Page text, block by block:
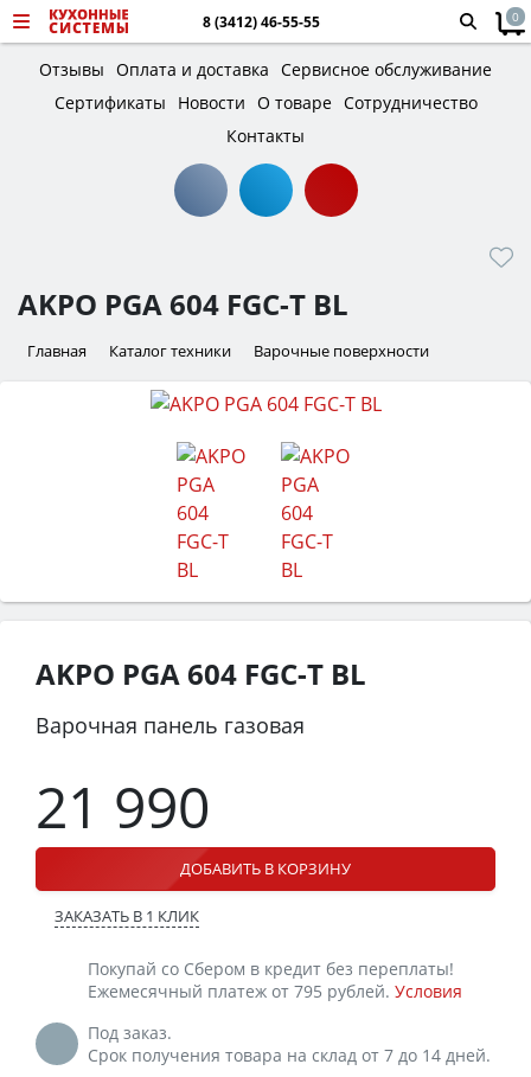
8 (3412) 46-55-55 0
Отзывы Оплата и доставка Сервисное обслуживание
Сертификаты
Новости О товаре Сотрудничество
Контакты
AKPO PGA 604 FGC-T BL
Главная Каталог техники Варочные поверхности
AKPO PGA 604 FGC-T BL
Варочная панель газовая
21 990
ДОБАВИТЬ В КОРЗИНУ
ЗАКАЗАТЬ В 1 КЛИК
Покупай со Сбером в кредит без переплаты!
Ежемесячный платеж от 795 рублей. Условия
Под заказ.
Срок получения товара на склад от 7 до 14 дней.